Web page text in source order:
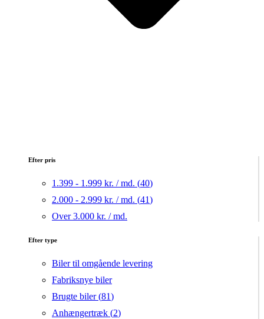
Efter pris
1.399 - 1.999 kr. / md. (40)
2.000 - 2.999 kr. / md. (41)
Over 3.000 kr. / md.
Efter type
Biler til omgående levering
Fabriksnye biler
Brugte biler (81)
Anhængertræk (2)